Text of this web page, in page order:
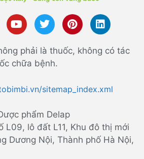
phải là thuốc, không có tác
chữa bệnh.
sitemap_index.xml
phẩm Delap
L09, lô đất L11, Khu đô thị mới
Dương Nội, Thành phố Hà Nội,